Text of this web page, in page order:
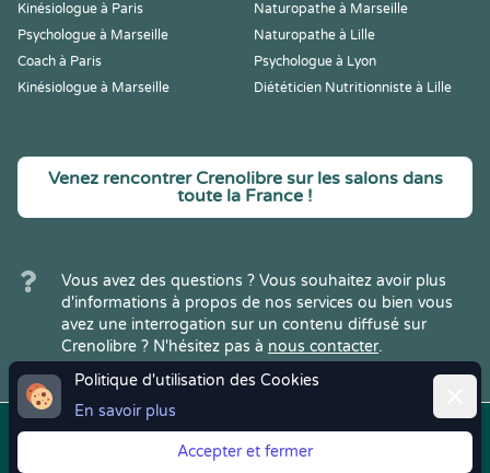
Politique d'utilisation des Cookies
En savoir plus
Accepter et fermer
Kinésiologue à Paris
Naturopathe à Marseille
Psychologue à Marseille
Naturopathe à Lille
Coach à Paris
Psychologue à Lyon
Kinésiologue à Marseille
Diététicien Nutritionniste à Lille
Venez rencontrer Crenolibre sur les salons dans
toute la France !
Vous avez des questions ? Vous souhaitez avoir plus
d'informations à propos de nos services ou bien vous
avez une interrogation sur un contenu diffusé sur
Crenolibre ? N'hésitez pas à nous contacter.
Copyright © 2022Crenolibre, tous
Mentions
Légales
| CGV | RGPD